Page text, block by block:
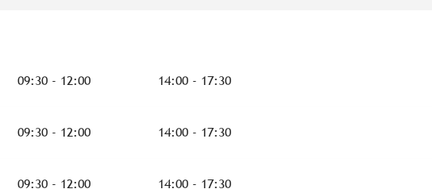
09:30 - 12:00 14:00 - 17:30
09:30 - 12:00 14:00 - 17:30
09:30 - 12:00 14:00 - 17:30